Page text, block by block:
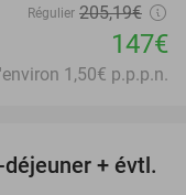
Régulier 205,19€
147€
1,50€ p.p.p.n.
33%
+ évtl.